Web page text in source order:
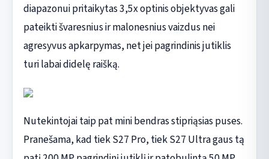
diapazonui pritaikytas 3,5x optinis objektyvas gali
pateikti švaresnius ir malonesnius vaizdus nei
agresyvus apkarpymas, net jei pagrindinis jutiklis
turi labai didelę raišką.
Nutekintojai taip pat mini bendras stipriąsias puses.
Pranešama, kad tiek S27 Pro, tiek S27 Ultra gaus tą